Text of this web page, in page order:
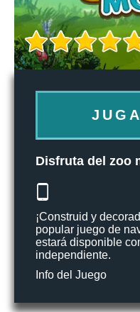
Disfruta del zoo
¡Construid y
popular juego de
estará disponible
independiente.
Info del Juego